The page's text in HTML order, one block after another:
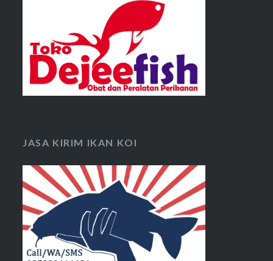
JASA KIRIM IKAN KOI